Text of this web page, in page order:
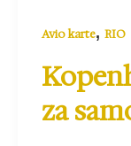
Avio karte, RIO
za